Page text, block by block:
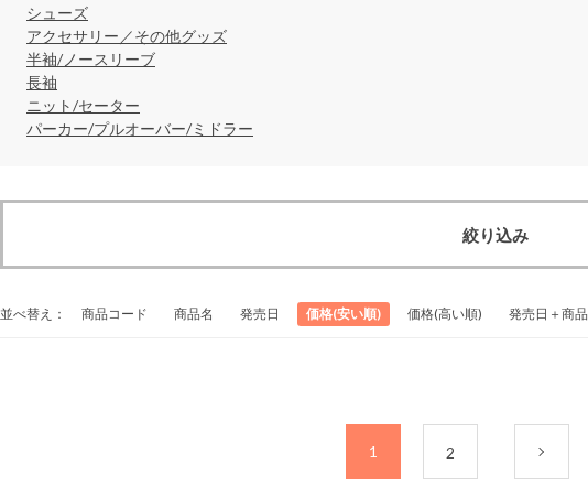
シューズ
アクセサリー／その他グッズ
半袖/ノースリーブ
長袖
ニット/セーター
パーカー/プルオーバー/ミドラー
絞り込み
並べ替え： 商品コード 商品名 発売日 価格(安い順) 価格(高い順) 発売日＋商
1 2